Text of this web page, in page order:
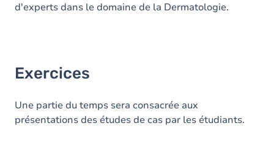
d'experts dans le domaine de la Dermatologie.
Exercices
Une partie du temps sera consacrée aux
présentations des études de cas par les étudiants.